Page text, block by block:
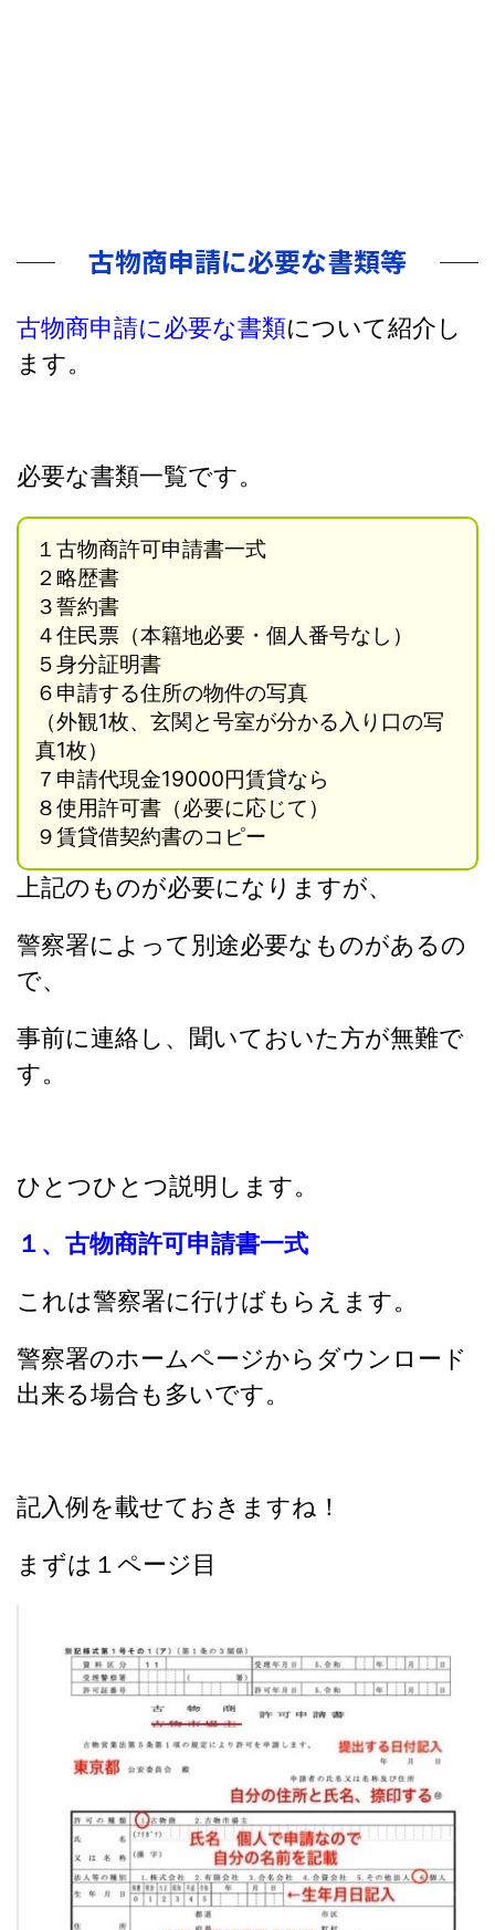
古物商申請に必要な書類等
古物商申請に必要な書類について紹介し
ます。
必要な書類一覧です。
１古物商許可申請書一式
２略歴書
３誓約書
４住民票（本籍地必要・個人番号なし）
５身分証明書
６申請する住所の物件の写真
（外観1枚、玄関と号室が分かる入り口の写
真1枚）
７申請代現金19000円賃貸なら
８使用許可書（必要に応じて）
９賃貸借契約書のコピー
上記のものが必要になりますが、
警察署によって別途必要なものがあるの
で、
事前に連絡し、聞いておいた方が無難で
す。
ひとつひとつ説明します。
１、古物商許可申請書一式
これは警察署に行けばもらえます。
警察署のホームページからダウンロード
出来る場合も多いです。
記入例を載せておきますね！
まずは １ページ目